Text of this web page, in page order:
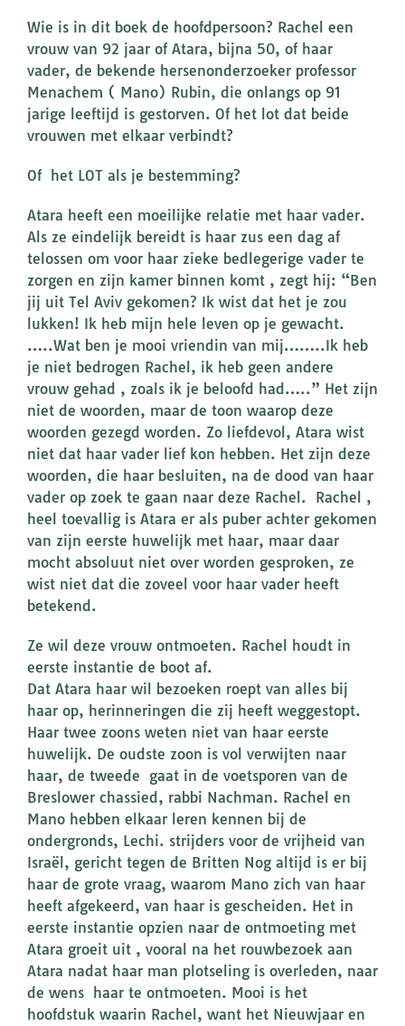
Wie is in dit boek de hoofdpersoon? Rachel een
vrouw van 92 jaar of Atara, bijna 50, of haar
vader, de bekende hersenonderzoeker professor
Menachem ( Mano) Rubin, die onlangs op 91
jarige leeftijd is gestorven. Of het lot dat beide
vrouwen met elkaar verbindt?
Of het LOT als je bestemming?
Atara heeft een moeilijke relatie met haar vader.
Als ze eindelijk bereidt is haar zus een dag af
telossen om voor haar zieke bedlegerige vader te
zorgen en zijn kamer binnen komt , zegt hij: “Ben
jij uit Tel Aviv gekomen? Ik wist dat het je zou
lukken! Ik heb mijn hele leven op je gewacht.
…..Wat ben je mooi vriendin van mij……..Ik heb
je niet bedrogen Rachel, ik heb geen andere
vrouw gehad , zoals ik je beloofd had…..” Het zijn
niet de woorden, maar de toon waarop deze
woorden gezegd worden. Zo liefdevol, Atara wist
niet dat haar vader lief kon hebben. Het zijn deze
woorden, die haar besluiten, na de dood van haar
vader op zoek te gaan naar deze Rachel. Rachel ,
heel toevallig is Atara er als puber achter gekomen
van zijn eerste huwelijk met haar, maar daar
mocht absoluut niet over worden gesproken, ze
wist niet dat die zoveel voor haar vader heeft
betekend.
Ze wil deze vrouw ontmoeten. Rachel houdt in
eerste instantie de boot af.
Dat Atara haar wil bezoeken roept van alles bij
haar op, herinneringen die zij heeft weggestopt.
Haar twee zoons weten niet van haar eerste
huwelijk. De oudste zoon is vol verwijten naar
haar, de tweede gaat in de voetsporen van de
Breslower chassied, rabbi Nachman. Rachel en
Mano hebben elkaar leren kennen bij de
ondergronds, Lechi. strijders voor de vrijheid van
Israël, gericht tegen de Britten Nog altijd is er bij
haar de grote vraag, waarom Mano zich van haar
heeft afgekeerd, van haar is gescheiden. Het in
eerste instantie opzien naar de ontmoeting met
Atara groeit uit , vooral na het rouwbezoek aan
Atara nadat haar man plotseling is overleden, naar
de wens haar te ontmoeten. Mooi is het
hoofdstuk waarin Rachel, want het Nieuwjaar en